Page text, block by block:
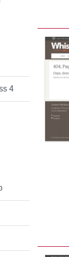
4